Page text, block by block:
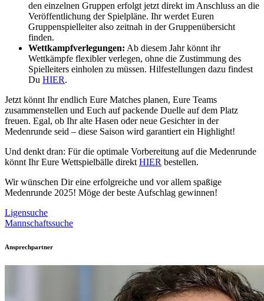
den einzelnen Gruppen erfolgt jetzt direkt im Anschluss an die
Veröffentlichung der Spielpläne. Ihr werdet Euren
Gruppenspielleiter also zeitnah in der Gruppenübersicht
finden.
Wettkampfverlegungen: Ab diesem Jahr könnt ihr
Wettkämpfe flexibler verlegen, ohne die Zustimmung des
Spielleiters einholen zu müssen. Hilfestellungen dazu findest
Du HIER.
Jetzt könnt Ihr endlich Eure Matches planen, Eure Teams
zusammenstellen und Euch auf packende Duelle auf dem Platz
freuen. Egal, ob Ihr alte Hasen oder neue Gesichter in der
Medenrunde seid – diese Saison wird garantiert ein Highlight!
Und denkt dran: Für die optimale Vorbereitung auf die Medenrunde
könnt Ihr Eure Wettspielbälle direkt HIER bestellen.
Wir wünschen Dir eine erfolgreiche und vor allem spaßige
Medenrunde 2025! Möge der beste Aufschlag gewinnen!
Ligensuche
Mannschaftssuche
Ansprechpartner